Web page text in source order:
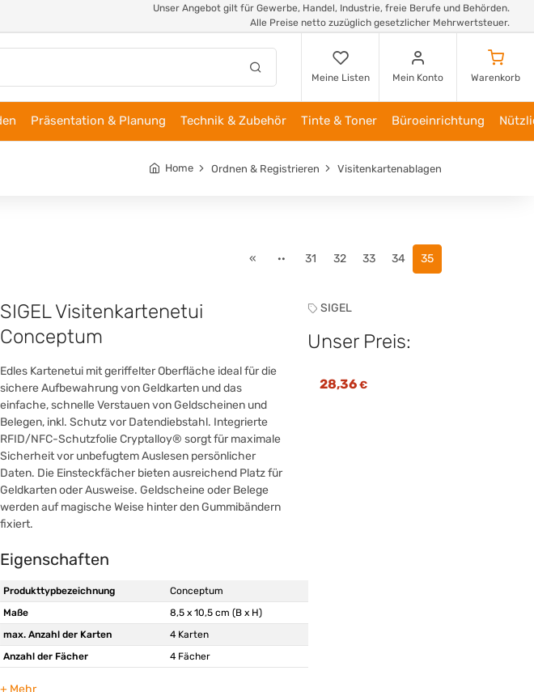
Unser Angebot gilt für Gewerbe, Handel, Industrie, freie Berufe und Behörden.
Alle Preise netto zuzüglich gesetzlicher Mehrwertsteuer.
Meine Listen Mein Konto Warenkorb
Präsentation & Planung Technik & Zubehör Tinte & Toner Büroeinrichtung
Home Ordnen & Registrieren Visitenkartenablagen
« ·· 31 32 33 34 35
SIGEL Visitenkartenetui
Conceptum
Edles Kartenetui mit geriffelter Oberfläche ideal für die
sichere Aufbewahrung von Geldkarten und das
einfache, schnelle Verstauen von Geldscheinen und
Belegen, inkl. Schutz vor Datendiebstahl. Integrierte
RFID/NFC-Schutzfolie Cryptalloy® sorgt für maximale
Sicherheit vor unbefugtem Auslesen persönlicher
Daten. Die Einsteckfächer bieten ausreichend Platz für
Geldkarten oder Ausweise. Geldscheine oder Belege
werden auf magische Weise hinter den Gummibändern
fixiert.
SIGEL
Unser Preis:
28,36€
Eigenschaften
Produkttypbezeichnung
Conceptum
Maße
8,5 x 10,5 cm (B x H)
max. Anzahl der Karten
4 Karten
Anzahl der Fächer
4 Fächer